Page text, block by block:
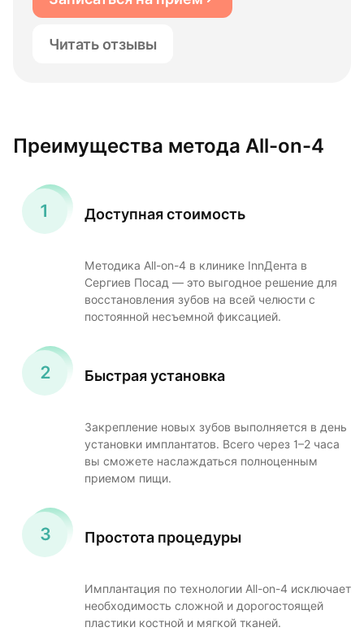
Читать отзывы
Преимущества метода All-on-4
Доступная стоимость
Методика All-on-4 в клинике InnДента в
Сергиев Посад — это выгодное решение для
восстановления зубов на всей челюсти с
постоянной несъемной фиксацией.
Быстрая установка
Закрепление новых зубов выполняется в день
установки имплантатов. Всего через 1–2 часа
вы сможете наслаждаться полноценным
приемом пищи.
Простота процедуры
Имплантация по технологии All-on-4 исключает
необходимость сложной и дорогостоящей
пластики костной и мягкой тканей.